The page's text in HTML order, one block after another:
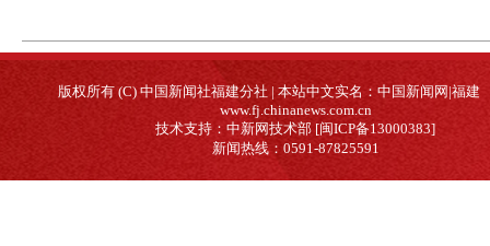
版权所有 (C) 中国新闻社福建分社 | 本站中文实名：中国新闻网|福建
www.fj.chinanews.com.cn
技术支持：中新网技术部 [闽ICP备13000383]
新闻热线：0591-87825591